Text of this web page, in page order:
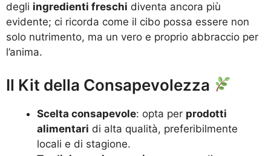
degli ingredienti freschi diventa ancora più
evidente; ci ricorda come il cibo possa essere non
solo nutrimento, ma un vero e proprio abbraccio per
l’anima.
Il Kit della Consapevolezza
Scelta consapevole: opta per prodotti
alimentari di alta qualità, preferibilmente
locali e di stagione.